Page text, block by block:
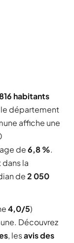
habitants
le département
affiche une
de6,8 %.
la
de2 050
4,0/5)
Découvrez
, lesavis des